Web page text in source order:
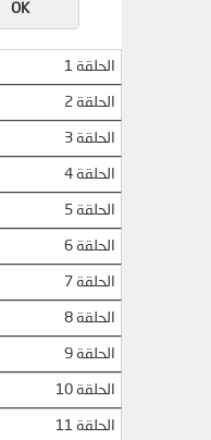
OK
الحلقة 1
الحلقة 2
الحلقة 3
الحلقة 4
الحلقة 5
الحلقة 6
الحلقة 7
الحلقة 8
الحلقة 9
الحلقة 10
الحلقة 11